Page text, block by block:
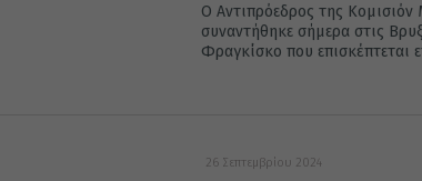
Ο Αντιπρόεδρος της Κομισιόν
συναντήθηκε σήμερα στις
Φραγκίσκο που επισκέπτεται
26 Σεπτεμβρίου 2024